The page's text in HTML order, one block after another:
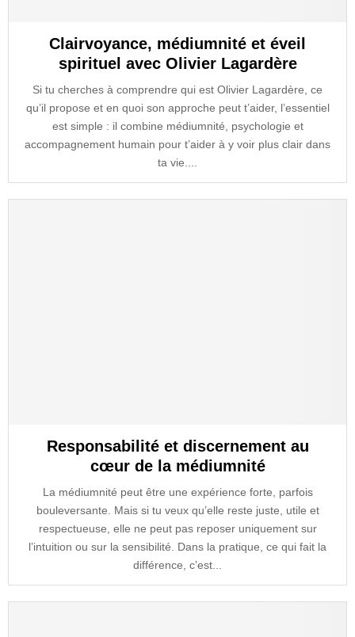
Clairvoyance, médiumnité et éveil
spirituel avec Olivier Lagardère
Si tu cherches à comprendre qui est Olivier Lagardère, ce
qu’il propose et en quoi son approche peut t’aider, l’essentiel
est simple : il combine médiumnité, psychologie et
accompagnement humain pour t’aider à y voir plus clair dans
ta vie....
Responsabilité et discernement au
cœur de la médiumnité
La médiumnité peut être une expérience forte, parfois
bouleversante. Mais si tu veux qu’elle reste juste, utile et
respectueuse, elle ne peut pas reposer uniquement sur
l’intuition ou sur la sensibilité. Dans la pratique, ce qui fait la
différence, c’est...